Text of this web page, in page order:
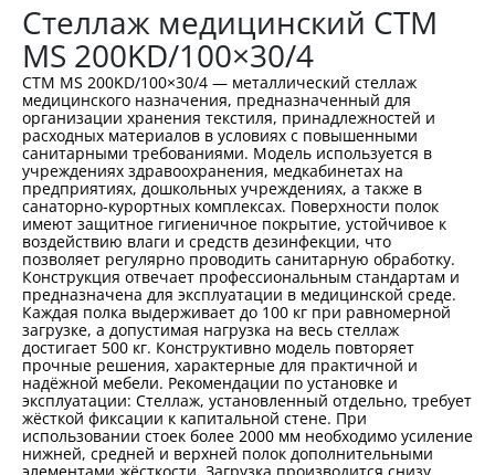
Стеллаж медицинский СТМ
MS 200KD/100×30/4
СТМ MS 200KD/100×30/4 — металлический стеллаж
медицинского назначения, предназначенный для
организации хранения текстиля, принадлежностей и
расходных материалов в условиях с повышенными
санитарными требованиями. Модель используется в
учреждениях здравоохранения, медкабинетах на
предприятиях, дошкольных учреждениях, а также в
санаторно-курортных комплексах. Поверхности полок
имеют защитное гигиеничное покрытие, устойчивое к
воздействию влаги и средств дезинфекции, что
позволяет регулярно проводить санитарную обработку.
Конструкция отвечает профессиональным стандартам и
предназначена для эксплуатации в медицинской среде.
Каждая полка выдерживает до 100 кг при равномерной
загрузке, а допустимая нагрузка на весь стеллаж
достигает 500 кг. Конструктивно модель повторяет
прочные решения, характерные для практичной и
надёжной мебели. Рекомендации по установке и
эксплуатации: Стеллаж, установленный отдельно, требует
жёсткой фиксации к капитальной стене. При
использовании стоек более 2000 мм необходимо усиление
нижней, средней и верхней полок дополнительными